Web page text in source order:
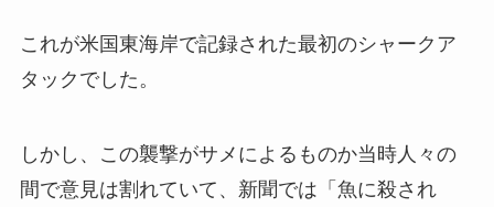
これが米国東海岸で記録された最初のシャークア
タックでした。
しかし、この襲撃がサメによるものか当時人々の
間で意見は割れていて、新聞では「魚に殺され